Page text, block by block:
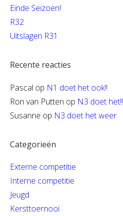
Einde Seizoen!
R32
Uitslagen R31
Recente reacties
Pascal op N1 doet het ook!!
Ron van Putten op N3 doet het!!
Susanne op N3 doet het weer
Categorieën
Externe competitie
Interne competitie
Jeugd
Kersttoernooi